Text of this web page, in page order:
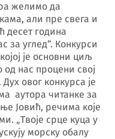
желимо да
али пре свега и
десет година
за углед”. Конкурси
је основни циљ
нас процени свој
овог конкурса је
аутора читанке за
Јовић, речима које
„Твоје срце куца у
морску обалу